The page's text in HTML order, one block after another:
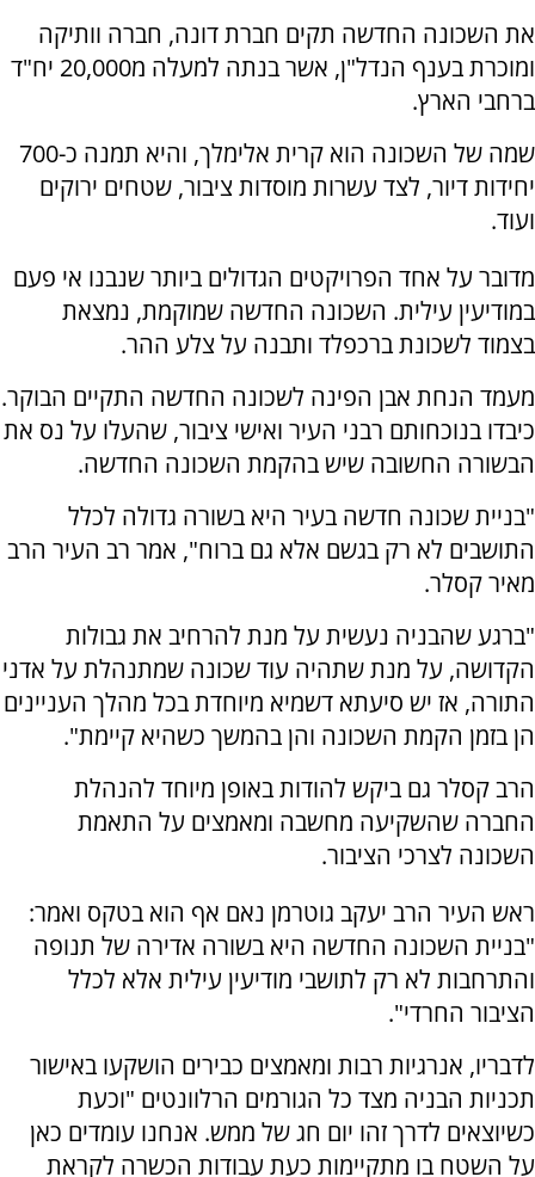
את השכונה החדשה תקים חברת דונה, חברה וותיקה
ומוכרת בענף הנדל"ן, אשר בנתה למעלה מ20,000 יח"ד
ברחבי הארץ.
שמה של השכונה הוא קרית אלימלך, והיא תמנה כ-700
יחידות דיור, לצד עשרות מוסדות ציבור, שטחים ירוקים
ועוד.
מדובר על אחד הפרויקטים הגדולים ביותר שנבנו אי פעם
במודיעין עילית. השכונה החדשה שמוקמת, נמצאת
בצמוד לשכונת ברכפלד ותבנה על צלע ההר.
מעמד הנחת אבן הפינה לשכונה החדשה התקיים הבוקר.
כיבדו בנוכחותם רבני העיר ואישי ציבור, שהעלו על נס את
הבשורה החשובה שיש בהקמת השכונה החדשה.
"בניית שכונה חדשה בעיר היא בשורה גדולה לכלל
התושבים לא רק בגשם אלא גם ברוח", אמר רב העיר הרב
מאיר קסלר.
"ברגע שהבניה נעשית על מנת להרחיב את גבולות
הקדושה, על מנת שתהיה עוד שכונה שמתנהלת על אדני
התורה, אז יש סיעתא דשמיא מיוחדת בכל מהלך העניינים
הן בזמן הקמת השכונה והן בהמשך כשהיא קיימת".
הרב קסלר גם ביקש להודות באופן מיוחד להנהלת
החברה שהשקיעה מחשבה ומאמצים על התאמת
השכונה לצרכי הציבור.
ראש העיר הרב יעקב גוטרמן נאם אף הוא בטקס ואמר:
"בניית השכונה החדשה היא בשורה אדירה של תנופה
והתרחבות לא רק לתושבי מודיעין עילית אלא לכלל
הציבור החרדי".
לדבריו, אנרגיות רבות ומאמצים כבירים הושקעו באישור
תכניות הבניה מצד כל הגורמים הרלוונטים "וכעת
כשיוצאים לדרך זהו יום חג של ממש. אנחנו עומדים כאן
על השטח בו מתקיימות כעת עבודות הכשרה לקראת